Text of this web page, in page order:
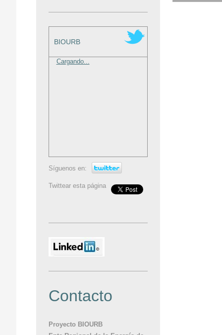
BIOURB
Cargando...
Síguenos en:
Twittear esta página
Contacto
Proyecto BIOURB